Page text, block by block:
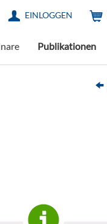
EINLOGGEN
Publikationen